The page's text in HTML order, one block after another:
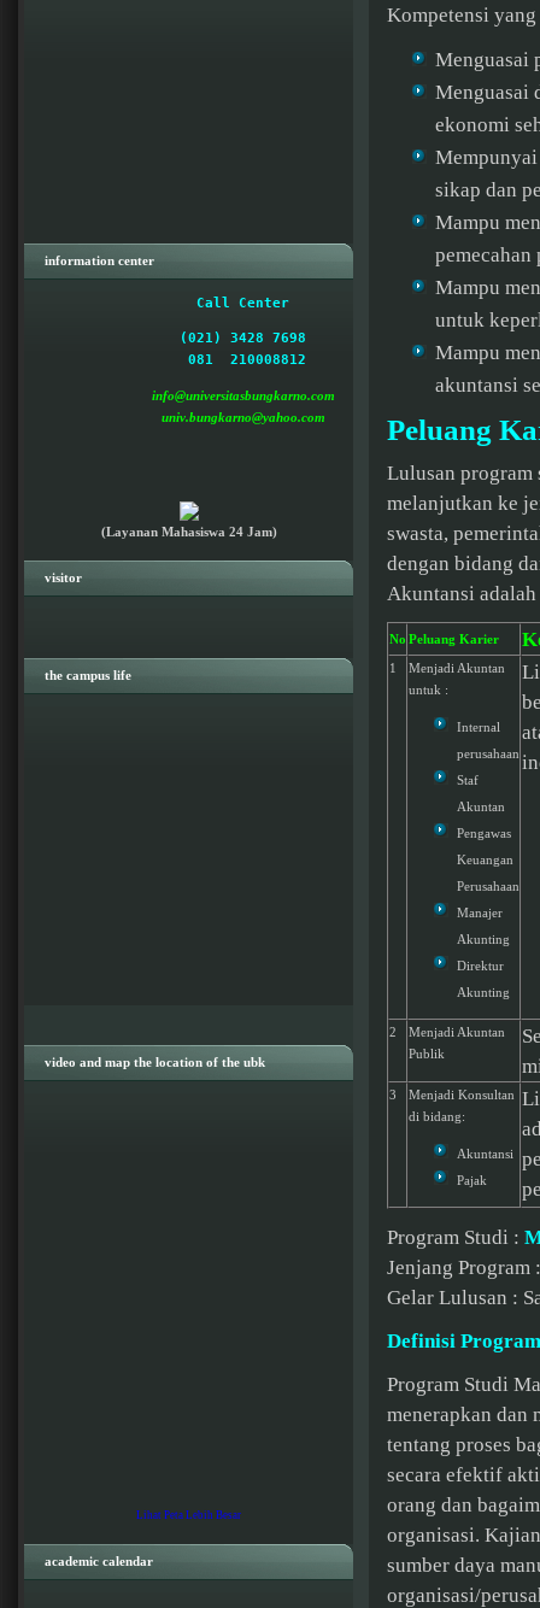
Kompetensi
Menguasai
Menguasai
ekonomi
sikap dan
Mampu
pemecahan
Mampu
untuk
Mampu
akuntansi
Peluang
Lulusan program
melanjutkan ke
swasta,
dengan bidang
Akuntansi adalah
No Peluang Karier
1
Menjadi Akuntan
untuk :
Internal
perusahaan
Staf
Akuntan
Pengawas
Keuangan
Perusahaan
Manajer
Akunting
Direktur
Akunting
2
Menjadi Akuntan
Publik
3
Menjadi Konsultan
di bidang:
Akuntansi
Pajak
Program Studi :
Jenjang Program
Gelar Lulusan :
Definisi
Program Studi
menerapkan dan
tentang proses
secara efektif
orang dan
organisasi.
sumber daya
organisasi/
information center
Call Center
(021) 3428 7698
info@universitasbungkarno.com
univ.bungkarno@yahoo.com
(Layanan Mahasiswa 24 Jam)
visitor
the campus life
video and map the location of the ubk
Lihat Peta Lebih Besar
academic calendar